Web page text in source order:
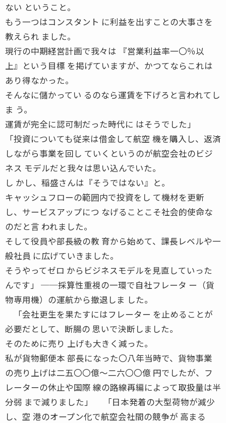
ない ということ。
もう一つはコンスタント に利益を出すことの大事さを
教えられ ました。
現行の中期経営計画で我々は 『営業利益率一〇％以
上』という目標 を掲げていますが、かつてならこれは
あり得なかった。
そんなに儲かってい るのなら運賃を下げろと言われてし
ま う。
運賃が完全に認可制だった時代に はそうでした」
「投資についても従来は借金して航空 機を購入し、返済
しながら事業を回し ていくというのが航空会社のビジ
ネス モデルだと我々は思い込んでいた。
し かし、稲盛さんは『そうではない』と。
キャッシュフローの範囲内で投資をし て機材を更新
し、サービスアップにつ なげることこそ社会的使命な
のだと言 われました。
そして役員や部長級の教 育から始めて、課長レベルや一
般社員 に広げていきました。
そうやってゼロ からビジネスモデルを見直していった
んです」 ──採算性重視の一環で自社フレータ ー（貨
物専用機）の運航から撤退しま した。
「会社更生を果たすにはフレーター を止めることが
必要だとして、断腸の 思いで決断しました。
そのために売り 上げも大きく減った。
私が貨物郵便本 部長になった〇八年当時で、貨物事業
の売り上げは二五〇〇億〜二六〇〇億 円でしたが、フ
レーターの休止や国際 線の路線再編によって取扱量は半
分弱 まで減りました」 「日本発着の大型荷物が減少
し、空 港のオープン化で航空会社間の競争が 高まる